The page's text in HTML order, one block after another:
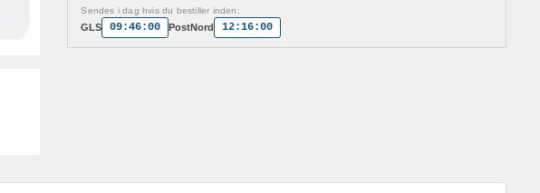
Sendes i dag hvis du bestiller inden:
GLS 09:46:00 PostNord 12:16:00